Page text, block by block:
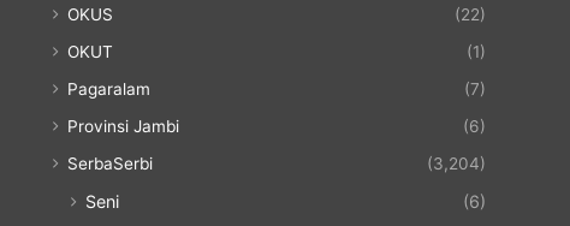
OKUS
(22)
OKUT
(1)
Pagaralam
(7)
Provinsi Jambi
(6)
SerbaSerbi
(3,204)
Seni (6)